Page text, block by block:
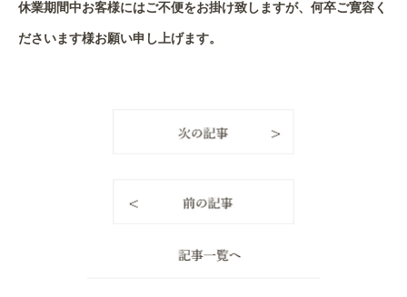
休業期間中お客様にはご不便をお掛け致しますが、何卒ご寛容く
ださいます様お願い申し上げます。